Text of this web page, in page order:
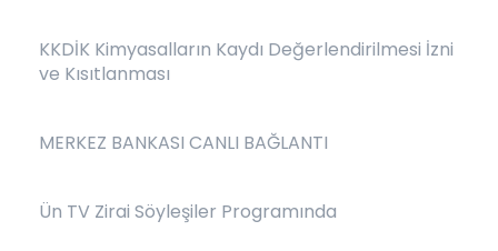
KKDİK Kimyasalların Kaydı Değerlendirilmesi İzni
ve Kısıtlanması
MERKEZ BANKASI CANLI BAĞLANTI
Ün TV Zirai Söyleşiler Programında